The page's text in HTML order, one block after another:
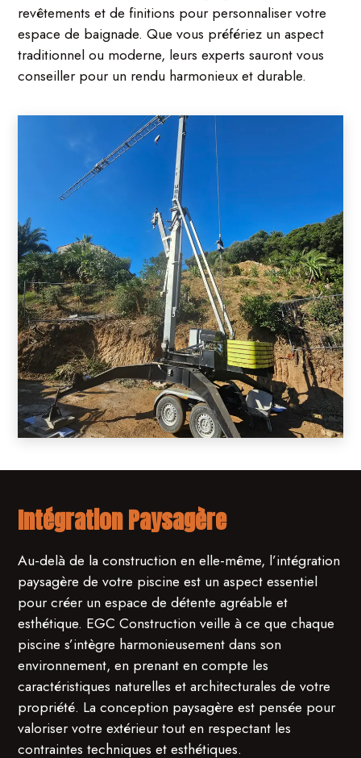
revêtements et de finitions pour personnaliser votre
espace de baignade. Que vous préfériez un aspect
traditionnel ou moderne, leurs experts sauront vous
conseiller pour un rendu harmonieux et durable.
Intégration Paysagère
Au-delà de la construction en elle-même, l’intégration
paysagère de votre piscine est un aspect essentiel
pour créer un espace de détente agréable et
esthétique. EGC Construction veille à ce que chaque
piscine s’intègre harmonieusement dans son
environnement, en prenant en compte les
caractéristiques naturelles et architecturales de votre
propriété. La conception paysagère est pensée pour
valoriser votre extérieur tout en respectant les
contraintes techniques et esthétiques.